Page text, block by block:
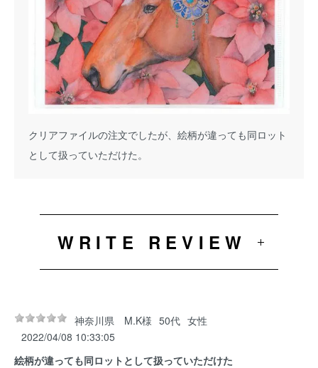
クリアファイルの注文でしたが、絵柄が違っても同ロット
として扱っていただけた。
WRITE REVIEW
神奈川県 M.K様 50代 女性
2022/04/08 10:33:05
絵柄が違っても同ロットとして扱っていただけた